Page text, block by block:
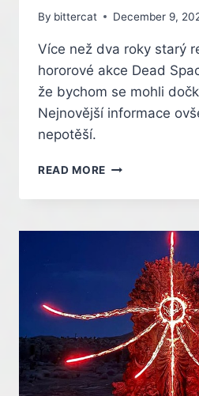
By bittercat December 9,
Více než dva roky starý
hororové akce Dead
že bychom se mohli
Nejnovější informace
nepotěší.
READ MORE SÉRIE
FI
DEAD
LEDU.
BUDOU
JÍ
CHTÍT
SAÚDOVÉ